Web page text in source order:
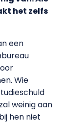
het zelfs
een
Wie
weinig aan
hen niet